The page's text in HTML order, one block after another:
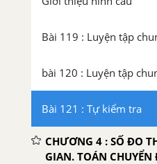
Bài 119 : Luyện tập
bài 120 : Luyện tập
Bài 121 : Tự kiểm tra
CHƯƠNG 4 : SỐ ĐO
GIAN. TOÁN CHUYỂN